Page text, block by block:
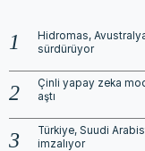
Hidromas,
sürdürüyor
Çinli yapay zeka
aştı
Türkiye, Suudi
imzalıyor